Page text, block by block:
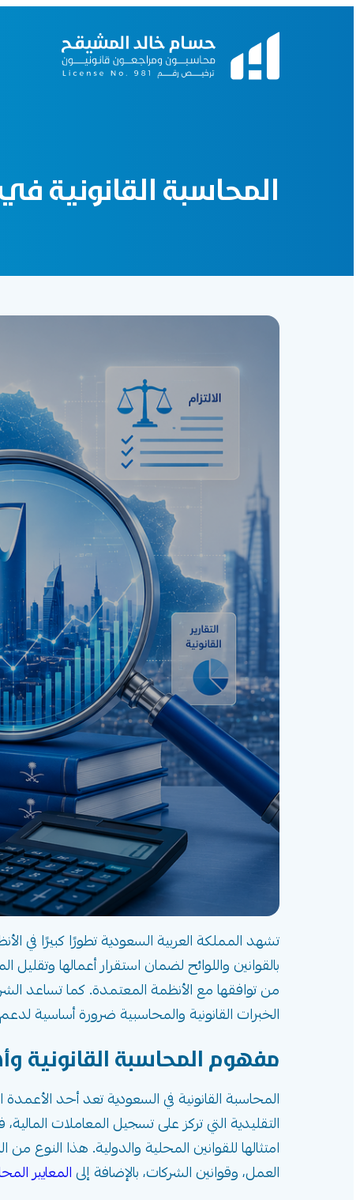
المحاسبة القانونية
بالقوانين واللوائح لضمان استقرار أعمالها وتقليل
من توافقها مع الأنظمة المعتمدة. كما تساعد
الخبرات القانونية والمحاسبية ضرورة أساسية
مفهوم المحاسبة القانونية
المحاسبة القانونية في السعودية تعد أحد
التقليدية التي تركز على تسجيل المعاملات
امتثالها للقوانين المحلية والدولية. هذا النوع
العمل، وقوانين الشركات، بالإضافة إلى المعايير